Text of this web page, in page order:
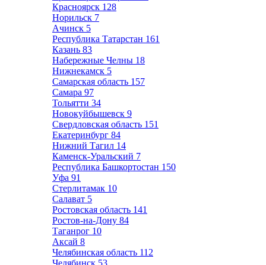
Красноярск 128
Норильск 7
Ачинск 5
Республика Татарстан 161
Казань 83
Набережные Челны 18
Нижнекамск 5
Самарская область 157
Самара 97
Тольятти 34
Новокуйбышевск 9
Свердловская область 151
Екатеринбург 84
Нижний Тагил 14
Каменск-Уральский 7
Республика Башкортостан 150
Уфа 91
Стерлитамак 10
Салават 5
Ростовская область 141
Ростов-на-Дону 84
Таганрог 10
Аксай 8
Челябинская область 112
Челябинск 53